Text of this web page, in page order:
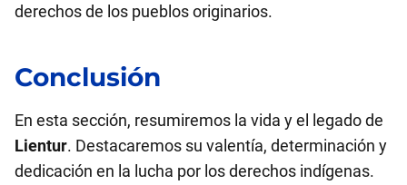
derechos de los pueblos originarios.
Conclusión
En esta sección, resumiremos la vida y el legado de
Lientur. Destacaremos su valentía, determinación y
dedicación en la lucha por los derechos indígenas.